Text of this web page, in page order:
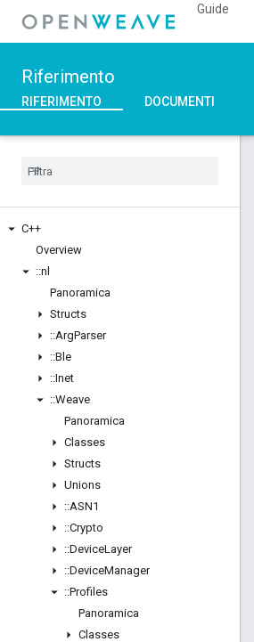
Guide
Riferimento
RIFERIMENTO DOCUMENTI
C++
Overview
::nl
Panoramica
Structs
::ArgParser
::Ble
::Inet
::Weave
Panoramica
Classes
Structs
Unions
::ASN1
::Crypto
::DeviceLayer
::DeviceManager
::Profiles
Panoramica
Classes